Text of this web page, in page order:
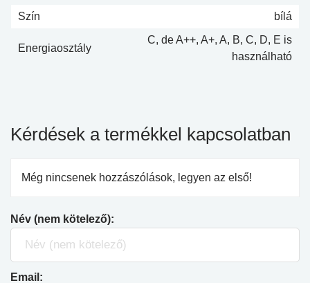
Szín
bílá
Energiaosztály
C, de A++, A+, A, B, C, D, E is
használható
Kérdések a termékkel kapcsolatban
Még nincsenek hozzászólások, legyen az első!
Név (nem kötelező):
Email: